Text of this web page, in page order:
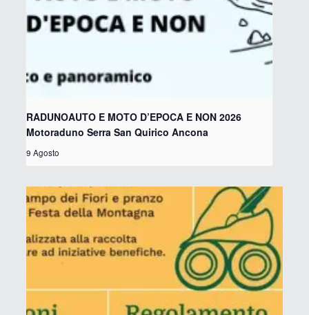
RADUNOAUTO E MOTO D’EPOCA E NON 2026
Motoraduno Serra San Quirico Ancona
9 Agosto